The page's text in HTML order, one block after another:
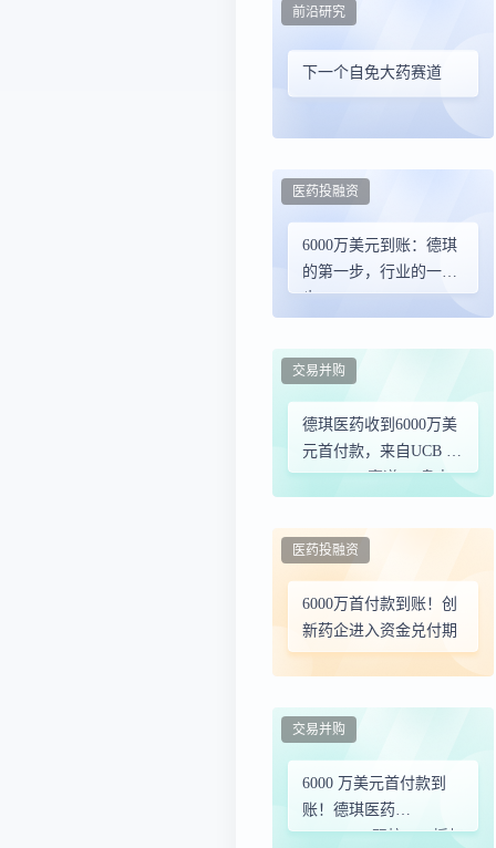
下一个自免大药赛道
前沿研究
6000万美元到账：德琪
的第一步，行业的一大
步
医药投融资
德琪医药收到6000万美
元首付款，来自UCB |
2026 TCE赛道BD盘点
交易并购
6000万首付款到账！创
新药企进入资金兑付期
医药投融资
6000 万美元首付款到
账！德琪医药
CD19/CD3双抗TCE授权
交易并购